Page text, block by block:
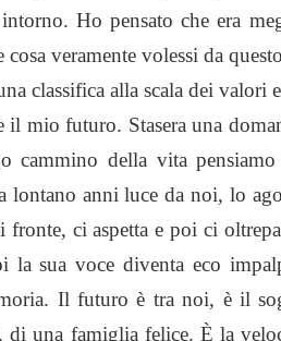
Ho pensato che era
cosa veramente volessi da
classifica alla scala dei
il mio futuro. Stasera una
cammino della vita
lontano anni luce da noi, lo
fronte, ci aspetta e poi ci
la sua voce diventa eco
Il futuro è tra noi, è il
di una famiglia felice. È la